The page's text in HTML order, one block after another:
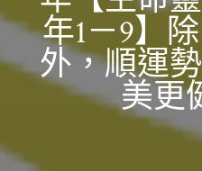
年1－9】
外，順運
美更